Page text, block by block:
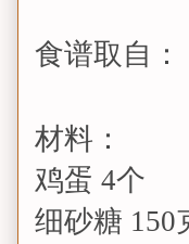
食谱取自
材料：
鸡蛋 4个
细砂糖 150